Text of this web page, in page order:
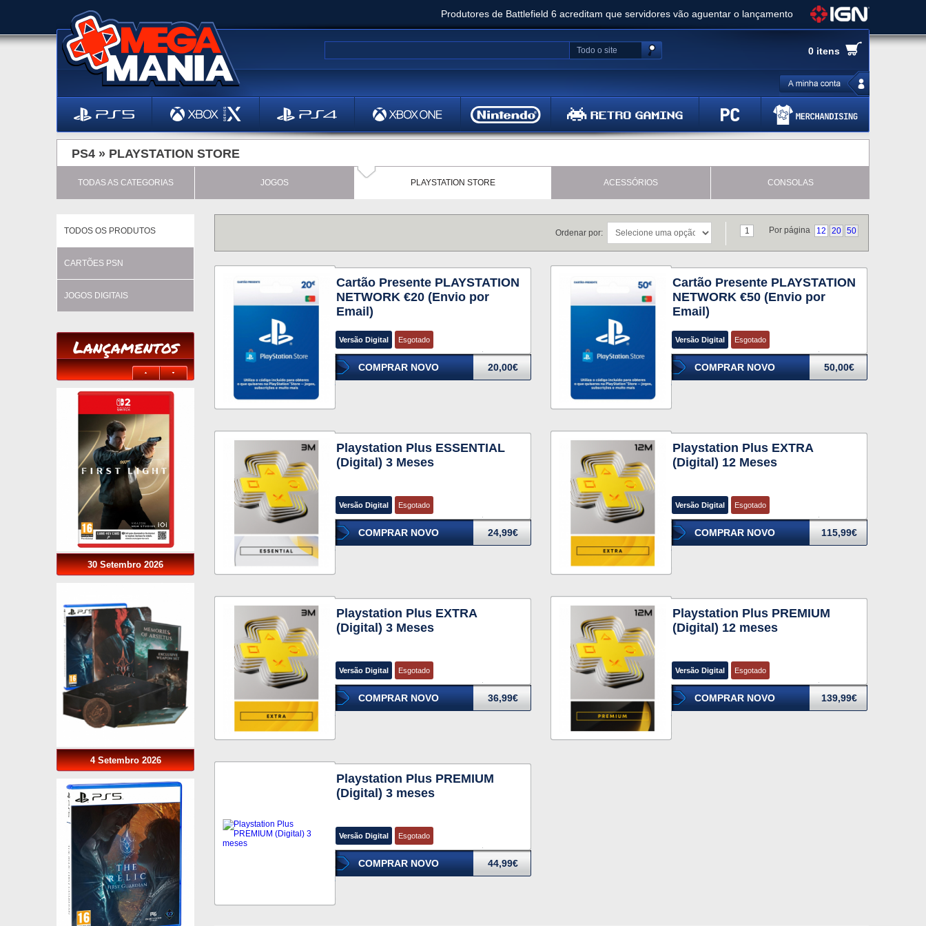
Produtores de Battlefield 6 acreditam que servidores vão aguentar o lançamento
Clair Obscur: Expedition 33 já vendeu 5 milhões de cópias e vai receber novo conteúdo
Ghost of Yotei - Análise
Metal Gear Solid Delta: Snake Eater - Análise
Bethesda anuncia livestream para o Fallout Day
0 itens
Todo o site
PS4 » PLAYSTATION STORE
TODAS AS CATEGORIAS JOGOS PLAYSTATION STORE ACESSÓRIOS CONSOLAS
TODOS OS PRODUTOS
CARTÕES PSN
JOGOS DIGITAIS
Lançamentos
30 Setembro 2026
4 Setembro 2026
Por página 12 20 50
1
Ordenar por:
Cartão Presente PLAYSTATION
NETWORK €20 (Envio por
Email)
Versão Digital Esgotado
COMPRAR NOVO 20,00€
Cartão Presente PLAYSTATION
NETWORK €50 (Envio por
Email)
Versão Digital Esgotado
COMPRAR NOVO 50,00€
Playstation Plus ESSENTIAL
(Digital) 3 Meses
Versão Digital Esgotado
COMPRAR NOVO 24,99€
Playstation Plus EXTRA
(Digital) 12 Meses
Versão Digital Esgotado
COMPRAR NOVO 115,99€
Playstation Plus EXTRA
(Digital) 3 Meses
Versão Digital Esgotado
COMPRAR NOVO 36,99€
Playstation Plus PREMIUM
(Digital) 12 meses
Versão Digital Esgotado
COMPRAR NOVO 139,99€
Playstation Plus PREMIUM
(Digital) 3 meses
Versão Digital Esgotado
COMPRAR NOVO 44,99€